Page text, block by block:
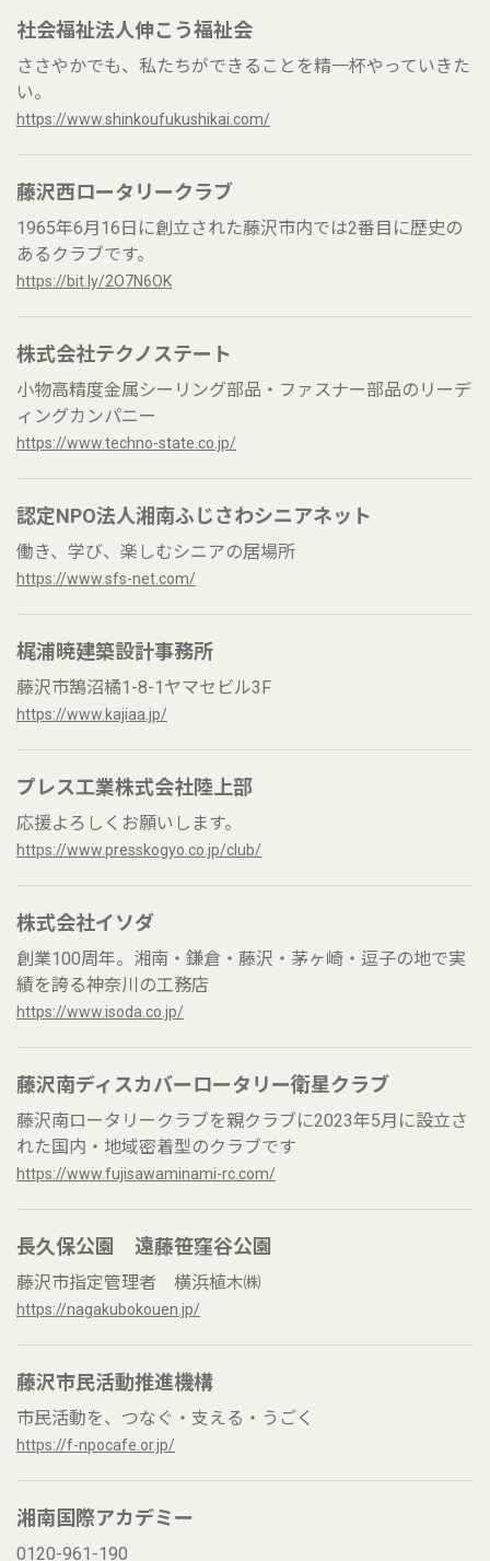
社会福祉法人伸こう福祉会
ささやかでも、私たちができることを精一杯やっていきた
い。
https://www.shinkoufukushikai.com/
藤沢西ロータリークラブ
1965年6月16日に創立された藤沢市内では2番目に歴史の
あるクラブです。
https://bit.ly/2O7N6OK
株式会社テクノステート
小物高精度金属シーリング部品・ファスナー部品のリーデ
ィングカンパニー
https://www.techno-state.co.jp/
認定NPO法人湘南ふじさわシニアネット
働き、学び、楽しむシニアの居場所
https://www.sfs-net.com/
梶浦暁建築設計事務所
藤沢市鵠沼橘1-8-1ヤマセビル3F
https://www.kajiaa.jp/
プレス工業株式会社陸上部
応援よろしくお願いします。
https://www.presskogyo.co.jp/club/
株式会社イソダ
創業100周年。湘南・鎌倉・藤沢・茅ヶ崎・逗子の地で実
績を誇る神奈川の工務店
https://www.isoda.co.jp/
藤沢南ディスカバーロータリー衛星クラブ
藤沢南ロータリークラブを親クラブに2023年5月に設立さ
れた国内・地域密着型のクラブです
https://www.fujisawaminami-rc.com/
長久保公園 遠藤笹窪谷公園
藤沢市指定管理者 横浜植木㈱
https://nagakubokouen.jp/
藤沢市民活動推進機構
市民活動を、つなぐ・支える・うごく
https://f-npocafe.or.jp/
湘南国際アカデミー
0120-961-190